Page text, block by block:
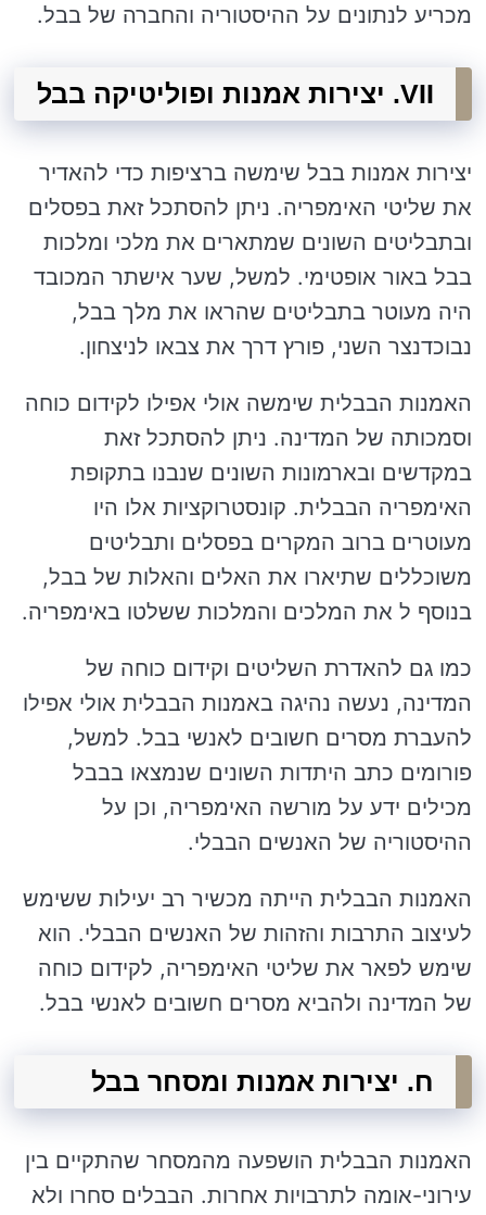
מכריע לנתונים על ההיסטוריה והחברה של בבל.
VII. יצירות אמנות ופוליטיקה בבל
יצירות אמנות בבל שימשה ברציפות כדי להאדיר
את שליטי האימפריה. ניתן להסתכל זאת בפסלים
ובתבליטים השונים שמתארים את מלכי ומלכות
בבל באור אופטימי. למשל, שער אישתר המכובד
היה מעוטר בתבליטים שהראו את מלך בבל,
נבוכדנצר השני, פורץ דרך את צבאו לניצחון.
האמנות הבבלית שימשה אולי אפילו לקידום כוחה
וסמכותה של המדינה. ניתן להסתכל זאת
במקדשים ובארמונות השונים שנבנו בתקופת
האימפריה הבבלית. קונסטרוקציות אלו היו
מעוטרים ברוב המקרים בפסלים ותבליטים
משוכללים שתיארו את האלים והאלות של בבל,
בנוסף ל את המלכים והמלכות ששלטו באימפריה.
כמו גם להאדרת השליטים וקידום כוחה של
המדינה, נעשה נהיגה באמנות הבבלית אולי אפילו
להעברת מסרים חשובים לאנשי בבל. למשל,
פורומים כתב היתדות השונים שנמצאו בבבל
מכילים ידע על מורשה האימפריה, וכן על
ההיסטוריה של האנשים הבבלי.
האמנות הבבלית הייתה מכשיר רב יעילות ששימש
לעיצוב התרבות והזהות של האנשים הבבלי. הוא
שימש לפאר את שליטי האימפריה, לקידום כוחה
של המדינה ולהביא מסרים חשובים לאנשי בבל.
ח. יצירות אמנות ומסחר בבל
האמנות הבבלית הושפעה מהמסחר שהתקיים בין
עירוני-אומה לתרבויות אחרות. הבבלים סחרו ולא